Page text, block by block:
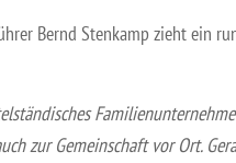
Bernd Stenkamp zieht ein
zur Gemeinschaft vor Ort.